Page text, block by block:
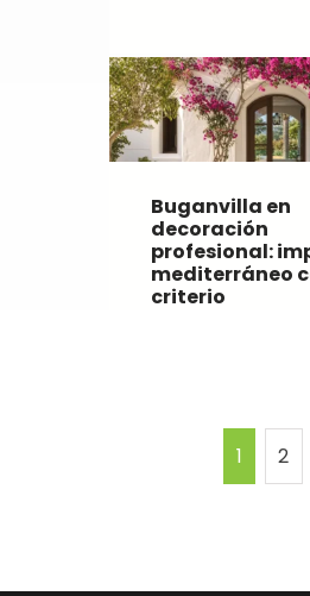
Buganvilla en
decoración
profesional:
mediterráneo
criterio
1 2